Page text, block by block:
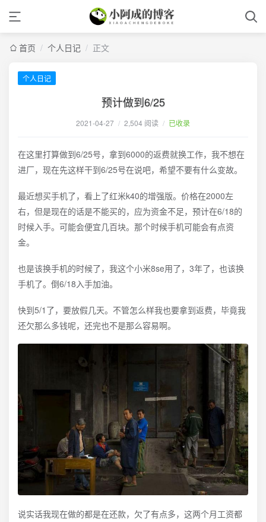
首页 / 个人日记 / 正文
个人日记
预计做到6/25
2021-04-27 / 2,504 阅读 / 已收录
在这里打算做到6/25号，拿到6000的返费就换工作，我不想在
进厂，现在先这样干到6/25号在说吧，希望不要有什么变故。
最近想买手机了，看上了红米k40的增强版。价格在2000左
右，但是现在的话是不能买的，应为资金不足，预计在6/18的
时候入手。可能会便宜几百块。那个时候手机可能会有点资
金。
也是该换手机的时候了，我这个小米8se用了，3年了，也该换
手机了。倒6/18入手加油。
快到5/1了，要放假几天。不管怎么样我也要拿到返费，毕竟我
还欠那么多钱呢，还完也不是那么容易啊。
说实话我现在做的都是在还款，欠了有点多，这两个月工资都